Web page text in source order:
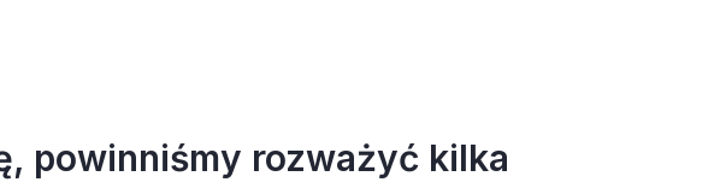
powinniśmy rozważyć kilka